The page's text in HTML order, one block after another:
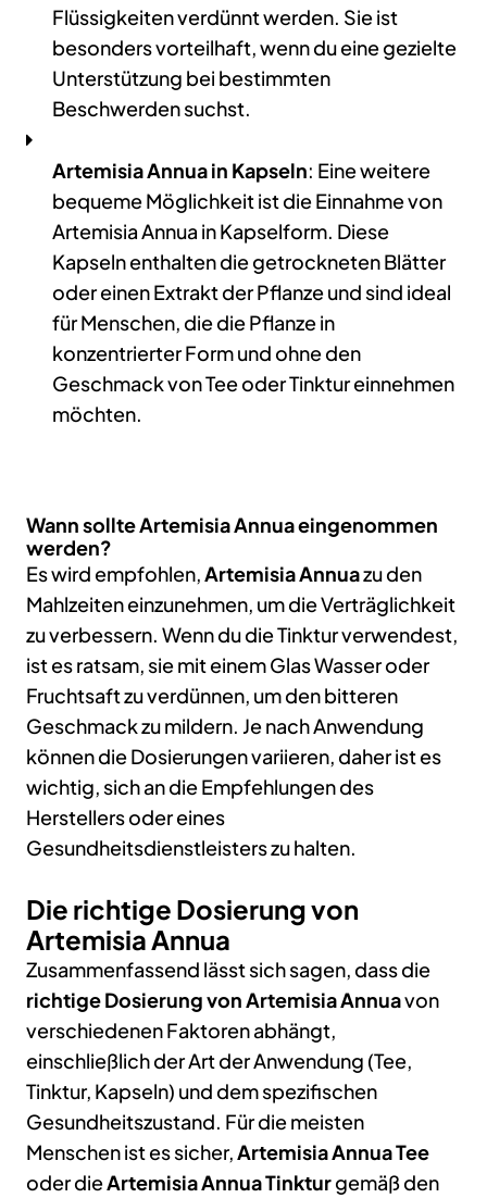
Flüssigkeiten verdünnt werden. Sie ist
besonders vorteilhaft, wenn du eine gezielte
Unterstützung bei bestimmten
Beschwerden suchst.
Artemisia Annua in Kapseln: Eine weitere
bequeme Möglichkeit ist die Einnahme von
Artemisia Annua in Kapselform. Diese
Kapseln enthalten die getrockneten Blätter
oder einen Extrakt der Pflanze und sind ideal
für Menschen, die die Pflanze in
konzentrierter Form und ohne den
Geschmack von Tee oder Tinktur einnehmen
möchten.
Wann sollte Artemisia Annua eingenommen
werden?
Es wird empfohlen,Artemisia Annuazu den
Mahlzeiten einzunehmen, um die Verträglichkeit
zu verbessern. Wenn du die Tinktur verwendest,
ist es ratsam, sie mit einem Glas Wasser oder
Fruchtsaft zu verdünnen, um den bitteren
Geschmack zu mildern. Je nach Anwendung
können die Dosierungen variieren, daher ist es
wichtig, sich an die Empfehlungen des
Herstellers oder eines
Gesundheitsdienstleisters zu halten.
Die richtige Dosierung von
Artemisia Annua
Zusammenfassend lässt sich sagen, dass die
richtige Dosierung von Artemisia Annuavon
verschiedenen Faktoren abhängt,
einschließlich der Art der Anwendung (Tee,
Tinktur, Kapseln) und dem spezifischen
Gesundheitszustand. Für die meisten
Menschen ist es sicher,Artemisia Annua Tee
oder dieArtemisia Annua Tinkturgemäß den